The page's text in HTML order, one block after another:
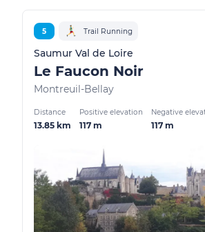
5 Trail Running
Saumur Val de Loire
Le Faucon Noir
Montreuil-Bellay
Distance
13.85 km
Positive elevation
117 m
Negative
117 m